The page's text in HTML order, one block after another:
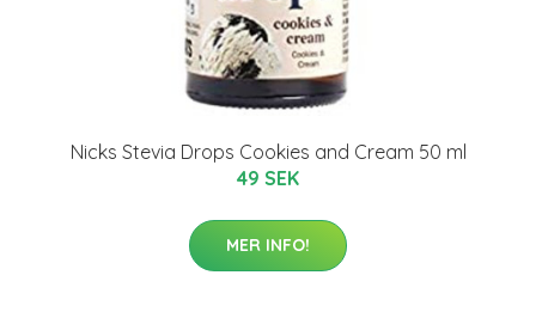
Nicks Stevia Drops Cookies and Cream 50 ml
49 SEK
MER INFO!